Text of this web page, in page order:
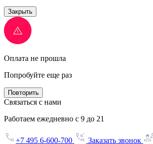
Закрыть
Оплата не прошла
Попробуйте еще раз
Повторить
Связаться с нами
Работаем ежедневно с 9 до 21
+7 495 6-600-700 Заказать звонок